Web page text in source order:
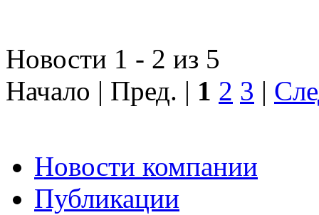
Новости 1 - 2 из 5
Начало | Пред. | 1 2 3 |
Новости компании
Публикации